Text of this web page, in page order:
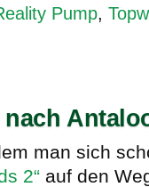
Pump,
man sich
2“ auf den